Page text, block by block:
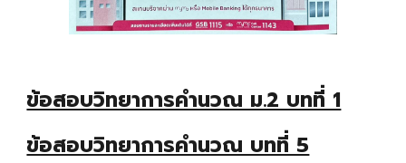
ข้อสอบวิทยาการคำนวณ ม.2 บทที่ 1
ข้อสอบวิทยาการคำนวณ บทที่ 5